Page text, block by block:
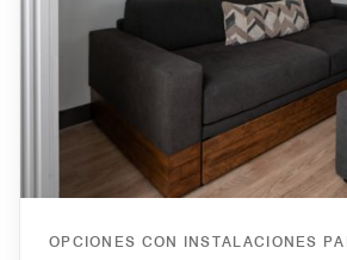
OPCIONES CON INSTALACIONES